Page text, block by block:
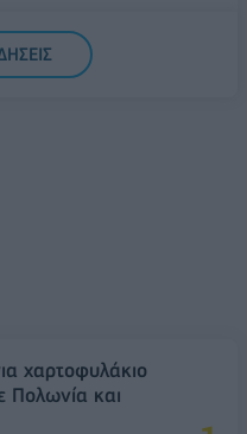
Πού βρίσκεται η
μετάβαση
χαρτοφυλάκιο
και